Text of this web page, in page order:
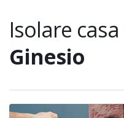
Isolare casa
Ginesio